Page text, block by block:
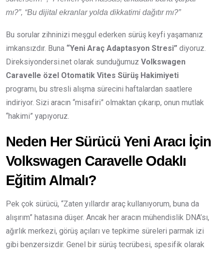
mı?”, “Bu dijital ekranlar yolda dikkatimi dağıtır mı?”
Bu sorular zihninizi meşgul ederken sürüş keyfi yaşamanız
imkansızdır. Buna “Yeni Araç Adaptasyon Stresi” diyoruz.
Direksiyondersi.net olarak sunduğumuz Volkswagen
Caravelle özel Otomatik Vites Sürüş Hakimiyeti
programı, bu stresli alışma sürecini haftalardan saatlere
indiriyor. Sizi aracın “misafiri” olmaktan çıkarıp, onun mutlak
“hakimi” yapıyoruz.
Neden Her Sürücü Yeni Aracı İçin
Volkswagen Caravelle Odaklı
Eğitim Almalı?
Pek çok sürücü, “Zaten yıllardır araç kullanıyorum, buna da
alışırım” hatasına düşer. Ancak her aracın mühendislik DNA’sı,
ağırlık merkezi, görüş açıları ve tepkime süreleri parmak izi
gibi benzersizdir. Genel bir sürüş tecrübesi, spesifik olarak